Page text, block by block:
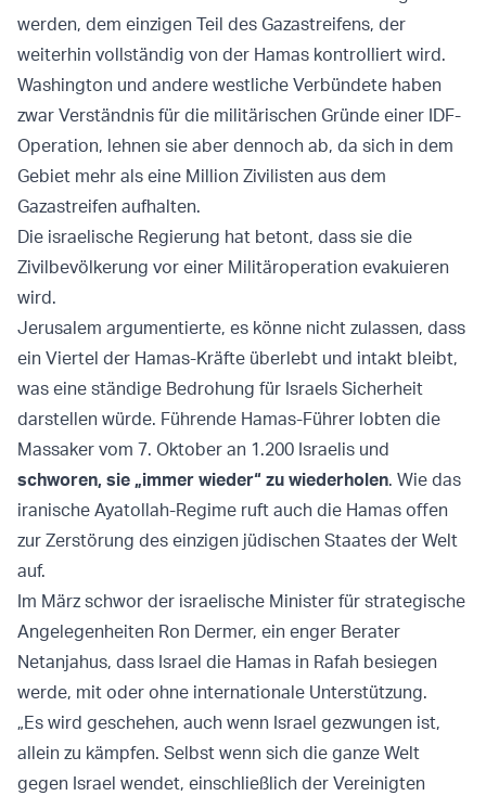
werden, dem einzigen Teil des Gazastreifens, der
weiterhin vollständig von der Hamas kontrolliert wird.
Washington und andere westliche Verbündete haben
zwar Verständnis für die militärischen Gründe einer IDF-
Operation, lehnen sie aber dennoch ab, da sich in dem
Gebiet mehr als eine Million Zivilisten aus dem
Gazastreifen aufhalten.
Die israelische Regierung hat betont, dass sie die
Zivilbevölkerung vor einer Militäroperation evakuieren
wird.
Jerusalem argumentierte, es könne nicht zulassen, dass
ein Viertel der Hamas-Kräfte überlebt und intakt bleibt,
was eine ständige Bedrohung für Israels Sicherheit
darstellen würde. Führende Hamas-Führer lobten die
Massaker vom 7. Oktober an 1.200 Israelis und
schworen, sie „immer wieder“ zu wiederholen. Wie das
iranische Ayatollah-Regime ruft auch die Hamas offen
zur Zerstörung des einzigen jüdischen Staates der Welt
auf.
Im März schwor der israelische Minister für strategische
Angelegenheiten Ron Dermer, ein enger Berater
Netanjahus, dass Israel die Hamas in Rafah besiegen
werde, mit oder ohne internationale Unterstützung.
„Es wird geschehen, auch wenn Israel gezwungen ist,
allein zu kämpfen. Selbst wenn sich die ganze Welt
gegen Israel wendet, einschließlich der Vereinigten